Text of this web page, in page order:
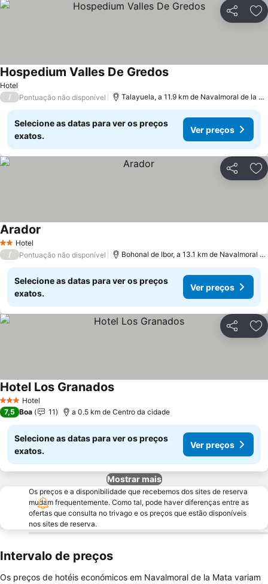
Partilhar
Hotel
Hospedium Valles De Gredos
/ Pontuação não disponível Talayuela, a 11.9 km de Navalmoral de la Mata
Selecione as datas para ver os preços
exatos.
Ver preços
Partilhar
2 Estrelas
Hotel
Arador
/ Pontuação não disponível Bohonal de Ibor, a 13.1 km de Navalmoral de la Mata
Selecione as datas para ver os preços
exatos.
Ver preços
Partilhar
3 EstrelasHotel
Hotel Los Granados
7,5 Boa 11 a 0.5 km de Centro da cidade
Selecione as datas para ver os preços
exatos.
Ver preços
Mostrar mais
Os preços e a disponibilidade que recebemos dos sites de reserva
mudam frequentemente. Como tal, pode haver diferenças entre as
ofertas que consulta no trivago e os preços que estão disponíveis
nos sites de reserva.
Intervalo de preços
Os preços de hotéis económicos em Navalmoral de la Mata variam